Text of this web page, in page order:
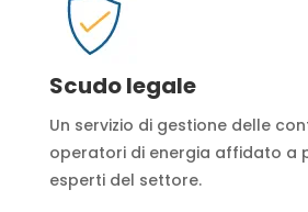
Scudo legale
Un servizio di gestione delle
operatori di energia affidato a
esperti del settore.